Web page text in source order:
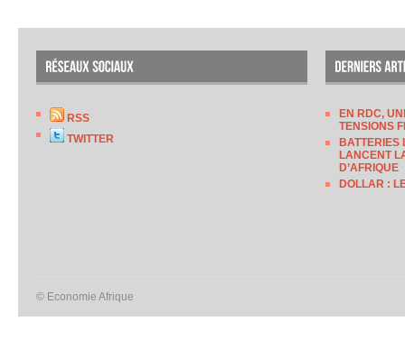
RSS
TWITTER
EN RDC,
TENSIONS
BATTERIES
LANCENT
D’AFRIQUE
DOLLAR :
© Economie Afrique